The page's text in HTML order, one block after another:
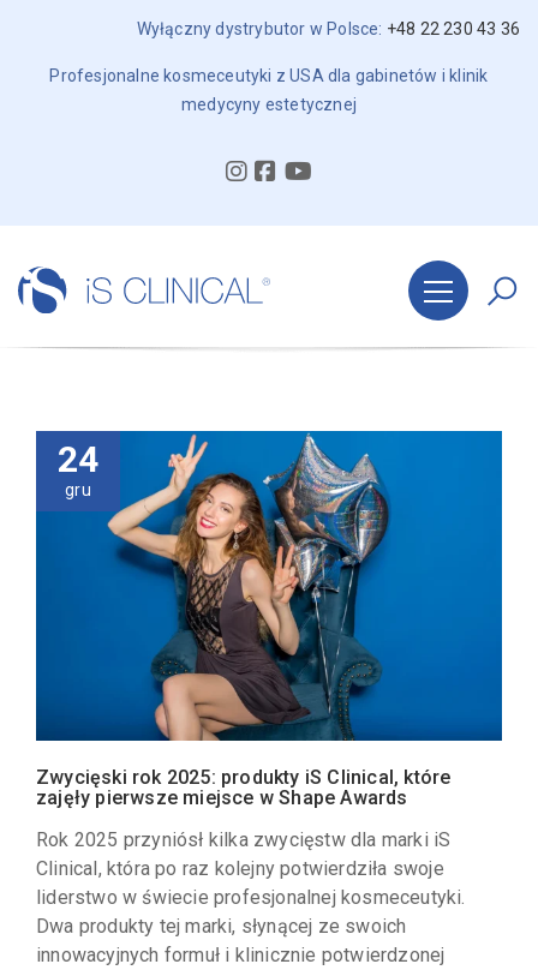
Wyłączny dystrybutor w Polsce: +48 22 230 43 36
Profesjonalne kosmeceutyki z USA dla gabinetów i klinik
medycyny estetycznej
24
gru
Zwycięski rok 2025: produkty iS Clinical, które
zajęły pierwsze miejsce w Shape Awards
Rok 2025 przyniósł kilka zwycięstw dla marki iS
Clinical, która po raz kolejny potwierdziła swoje
liderstwo w świecie profesjonalnej kosmeceutyki.
Dwa produkty tej marki, słynącej ze swoich
innowacyjnych formuł i klinicznie potwierdzonej